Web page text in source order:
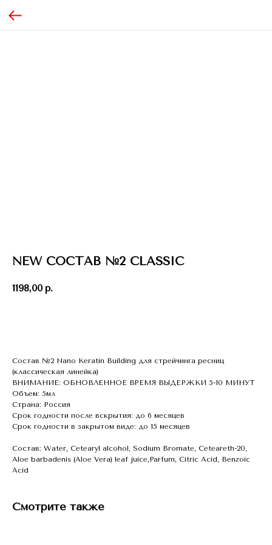
NEW СОСТАВ №2 CLASSIC
1198,00 р.
Cостав №2 Nano Keratin Building для стрейчинга ресниц
(классическая линейка)
ВНИМАНИЕ: ОБНОВЛЕННОЕ ВРЕМЯ ВЫДЕРЖКИ 5-10 МИНУТ
Объем: 5мл
Страна: Россия
Срок годности после вскрытия: до 6 месяцев
Срок годности в закрытом виде: до 15 месяцев
Состав: Water, Cetearyl alcohol, Sodium Bromate, Ceteareth-20,
Aloe barbadenis (Aloe Vera) leaf juice,Parfum, Citric Acid, Benzoic
Acid
Смотрите также